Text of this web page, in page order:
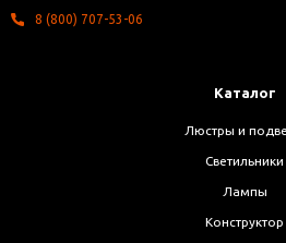
8 (800) 707-53-06
Каталог
Люстры и
Светильники
Лампы
Конструктор